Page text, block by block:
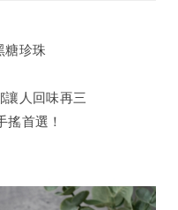
糖珍珠
讓人回味再三
搖首選！